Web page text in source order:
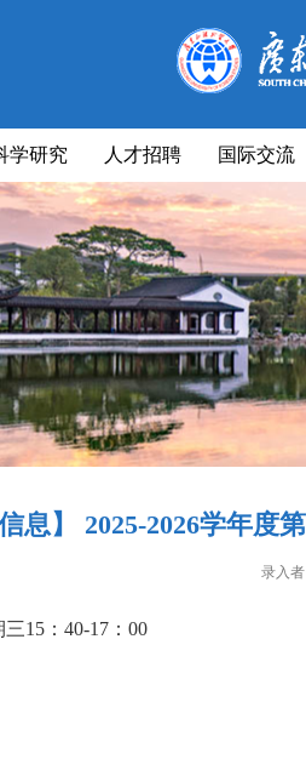
学研究 人才招聘 国际交流
息】 2025-2026学年
录入
15：40-17：00